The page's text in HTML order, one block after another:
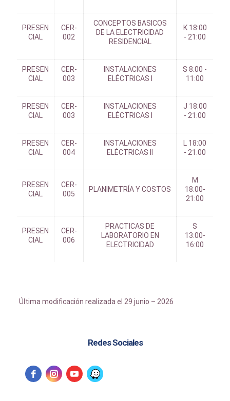
PRESEN
CIAL
CER-
002
CONCEPTOS BASICOS
DE LA ELECTRICIDAD
RESIDENCIAL
K 18:00
- 21:00
PRESEN
CIAL
CER-
003
INSTALACIONES
ELÉCTRICAS I
S 8:00 -
11:00
PRESEN
CIAL
CER-
003
INSTALACIONES
ELÉCTRICAS I
J 18:00
- 21:00
PRESEN
CIAL
CER-
004
INSTALACIONES
ELÉCTRICAS II
L 18:00
- 21:00
PRESEN
CIAL
CER-
005
PLANIMETRÍA Y COSTOS
M
18:00-
21:00
PRESEN
CIAL
CER-
006
PRACTICAS DE
LABORATORIO EN
ELECTRICIDAD
S
13:00-
16:00
Última modificación realizada el 29 junio – 2026
Redes Sociales